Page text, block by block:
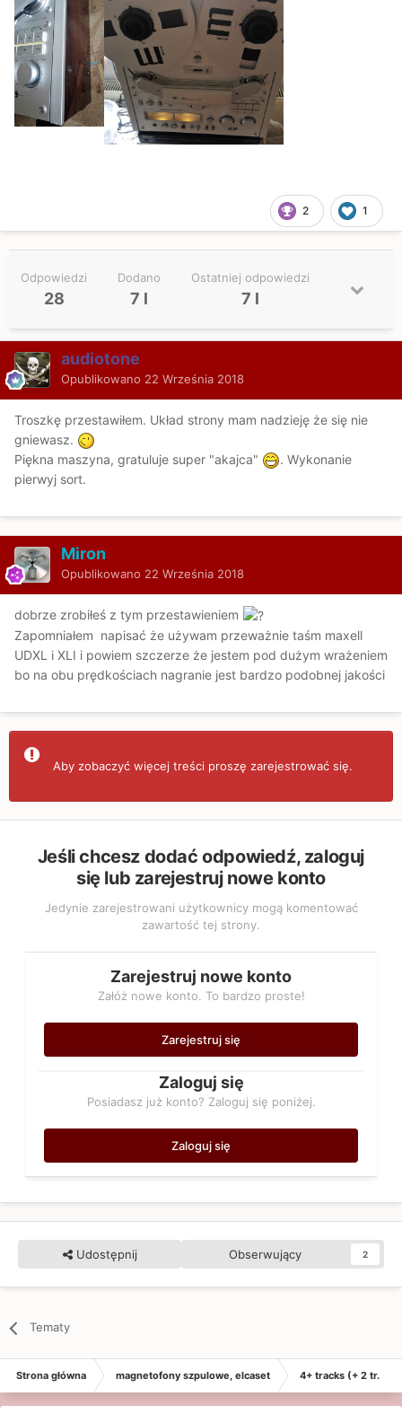
2 1
Odpowiedzi
28
Dodano
7 l
Ostatniej odpowiedzi
7 l
audiotone
Opublikowano 22 Września 2018
Troszkę przestawiłem. Układ strony mam nadzieję że się nie
gniewasz.
Piękna maszyna, gratuluje super "akajca"
. Wykonanie
pierwyj sort.
Miron
Opublikowano 22 Września 2018
dobrze zrobiłeś z tym przestawieniem
Zapomniałem napisać że używam przeważnie taśm maxell
UDXL i XLI i powiem szczerze że jestem pod dużym wrażeniem
bo na obu prędkościach nagranie jest bardzo podobnej jakości
Aby zobaczyć więcej treści proszę zarejestrować się.
Jeśli chcesz dodać odpowiedź, zaloguj
się lub zarejestruj nowe konto
Jedynie zarejestrowani użytkownicy mogą komentować
zawartość tej strony.
Zarejestruj nowe konto
Załóż nowe konto. To bardzo proste!
Zarejestruj się
Zaloguj się
Posiadasz już konto? Zaloguj się poniżej.
Zaloguj się
Udostępnij Obserwujący 2
Tematy
Strona główna magnetofony szpulowe, elcaset 4+ tracks (+ 2 tr.